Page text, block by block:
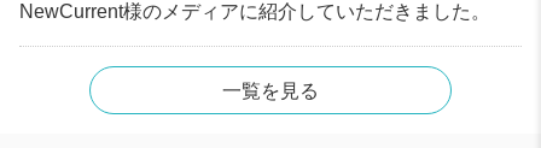
NewCurrent様のメディアに紹介していただきました。
一覧を見る